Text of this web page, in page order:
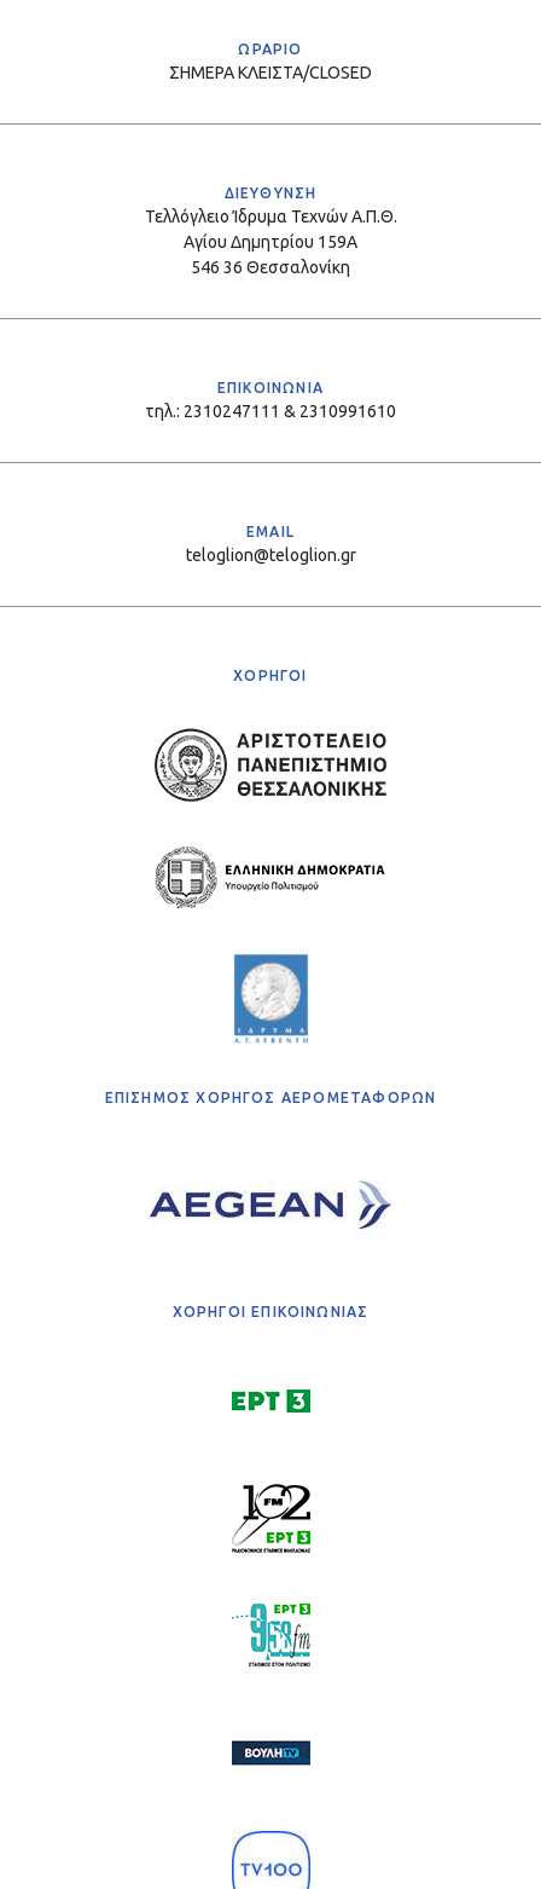
ΩΡΑΡΙΟ
ΣΗΜΕΡΑΚΛΕΙΣΤΑ/CLOSED
ΔΙΕΥΘΥΝΣΗ
Τελλόγλειο Ίδρυμα Τεχνών Α.Π.Θ.
Αγίου Δημητρίου 159Α
546 36 Θεσσαλονίκη
ΕΠΙΚΟΙΝΩΝΙΑ
τηλ.: 2310247111 & 2310991610
EMAIL
teloglion@teloglion.gr
ΧΟΡΗΓΟΙ
ΕΠΙΣΗΜΟΣ ΧΟΡΗΓΟΣ ΑΕΡΟΜΕΤΑΦΟΡΩΝ
ΧΟΡΗΓΟΙ ΕΠΙΚΟΙΝΩΝΙΑΣ